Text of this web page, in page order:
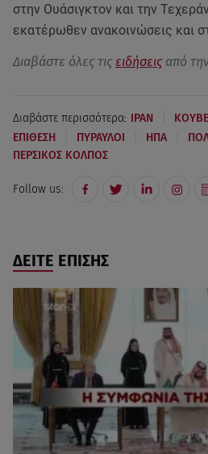
στην Ουάσιγκτον και την
εκατέρωθεν ανακοινώσεις και
Διαβάστε όλες τις ειδήσεις από
Διαβάστε περισσότερα: ΙΡΑΝ
ΕΠΙΘΕΣΗ ΠΥΡΑΥΛΟΙ ΗΠΑ
ΠΕΡΣΙΚΟΣ ΚΟΛΠΟΣ
Follow us:
ΔΕΙΤΕ ΕΠΙΣΗΣ